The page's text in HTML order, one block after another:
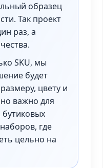
образец
Так проект
раз, а
SKU, мы
будет
цвету и
важно для
где
цельно на